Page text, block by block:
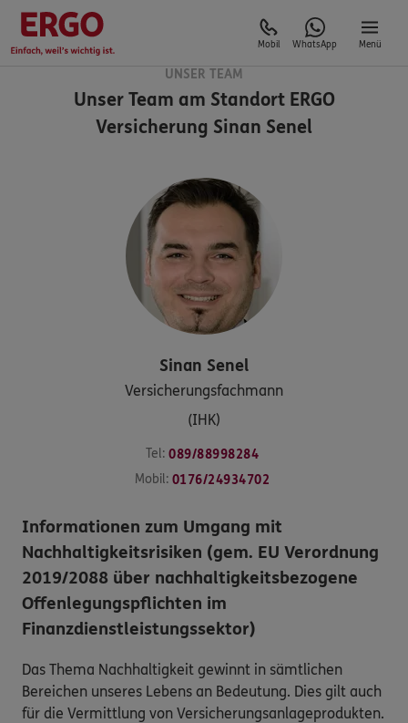
Mobil WhatsApp Menü
UNSER TEAM
Unser Team am StandortERGO
Versicherung Sinan Senel
Sinan Senel
Versicherungsfachmann
(IHK)
Tel: 089/88998284
Mobil: 0176/24934702
Informationen zum Umgang mit
Nachhaltigkeitsrisiken (gem. EU Verordnung
2019/2088 über nachhaltigkeitsbezogene
Offenlegungspflichten im
Finanzdienstleistungssektor)
Das Thema Nachhaltigkeit gewinnt in sämtlichen
Bereichen unseres Lebens an Bedeutung. Dies gilt auch
für die Vermittlung von Versicherungsanlageprodukten.